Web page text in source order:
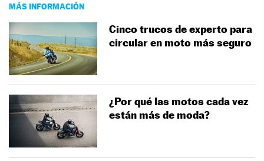
MÁS INFORMACIÓN
Cinco trucos de experto para
circular en moto más seguro
¿Por qué las motos cada vez
están más de moda?